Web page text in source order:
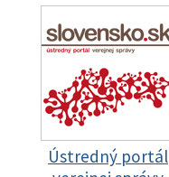
Ústredný portál